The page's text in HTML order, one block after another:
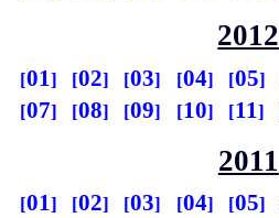
2012
01 02 03 04 05
07
08 09 10 11
2011
01 02 03 04 05